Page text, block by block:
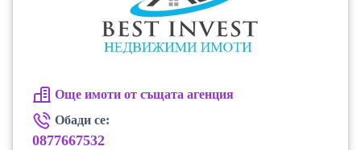
Още имоти от същата агенция
Обади се:
0877667532